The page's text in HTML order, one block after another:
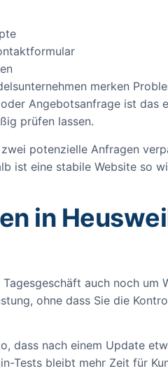
merken
Angebotsanfrage ist das
prüfen lassen.
potenzielle Anfragen
ist eine stabile Website so
in
auch noch um
ohne dass Sie die
dass nach einem Update
Tests bleibt mehr Zeit für